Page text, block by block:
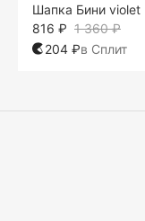
Шапка Бини violet
1 360 ₽
816 ₽
204 ₽в Сплит